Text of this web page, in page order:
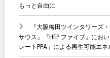
もっと自由に
『大阪梅田ツインタワーズ
サウス』『HEP ファイブ』にお
レートPPA」による再生可能エ